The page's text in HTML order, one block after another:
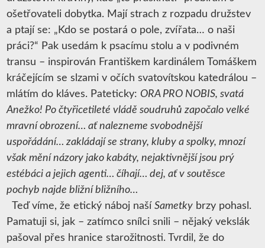
ošetřovateli dobytka. Mají strach z rozpadu družstev
a ptají se: „Kdo se postará o pole, zvířata… o naši
práci?“ Pak usedám k psacímu stolu a v podivném
transu – inspirován Františkem kardinálem Tomáškem
kráčejícím se slzami v očích svatovítskou katedrálou –
mlátím do kláves. Pateticky: ORA PRO NOBIS, svatá
Anežko! Po čtyřicetileté vládě soudruhů započalo velké
mravní obrození… ať nalezneme svobodnější
uspořádání… zakládají se strany, kluby a spolky, mnozí
však mění názory jako kabáty, nejaktivnější jsou prý
estébáci a jejich agenti… číhají… dej, ať v soutěsce
pochyb najde bližní bližního…
Teď víme, že etický náboj naší Sametkybrzy pohasl.
Pamatuji si, jak – zatímco snílci snili – nějaký vekslák
pašoval přes hranice starožitnosti. Tvrdil, že do